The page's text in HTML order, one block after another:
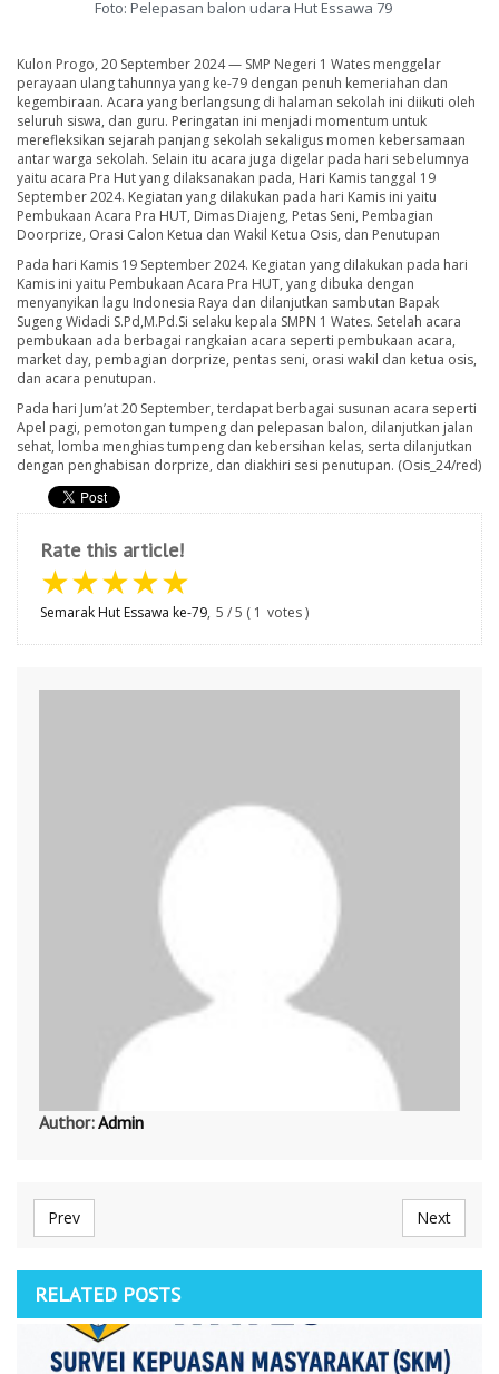
Foto: Pelepasan balon udara Hut Essawa 79
Kulon Progo, 20 September 2024 — SMP Negeri 1 Wates menggelar
perayaan ulang tahunnya yang ke-79 dengan penuh kemeriahan dan
kegembiraan. Acara yang berlangsung di halaman sekolah ini diikuti oleh
seluruh siswa, dan guru. Peringatan ini menjadi momentum untuk
merefleksikan sejarah panjang sekolah sekaligus momen kebersamaan
antar warga sekolah. Selain itu acara juga digelar pada hari sebelumnya
yaitu acara Pra Hut yang dilaksanakan pada, Hari Kamis tanggal 19
September 2024. Kegiatan yang dilakukan pada hari Kamis ini yaitu
Pembukaan Acara Pra HUT, Dimas Diajeng, Petas Seni, Pembagian
Doorprize, Orasi Calon Ketua dan Wakil Ketua Osis, dan Penutupan
Pada hari Kamis 19 September 2024. Kegiatan yang dilakukan pada hari
Kamis ini yaitu Pembukaan Acara Pra HUT, yang dibuka dengan
menyanyikan lagu Indonesia Raya dan dilanjutkan sambutan Bapak
Sugeng Widadi S.Pd,M.Pd.Si selaku kepala SMPN 1 Wates. Setelah acara
pembukaan ada berbagai rangkaian acara seperti pembukaan acara,
market day, pembagian dorprize, pentas seni, orasi wakil dan ketua osis,
dan acara penutupan.
Pada hari Jum’at 20 September, terdapat berbagai susunan acara seperti
Apel pagi, pemotongan tumpeng dan pelepasan balon, dilanjutkan jalan
sehat, lomba menghias tumpeng dan kebersihan kelas, serta dilanjutkan
dengan penghabisan dorprize, dan diakhiri sesi penutupan. (Osis_24/red)
Rate this article!
★★★★★
Semarak Hut Essawa ke-79, 5 /5 ( 1 votes )
Author:Admin
Prev Next
RELATED POSTS